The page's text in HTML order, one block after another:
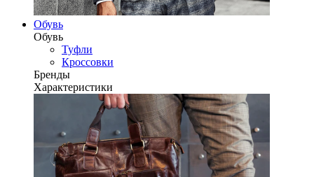
Обувь
Обувь
Туфли
Кроссовки
Бренды
Характеристики